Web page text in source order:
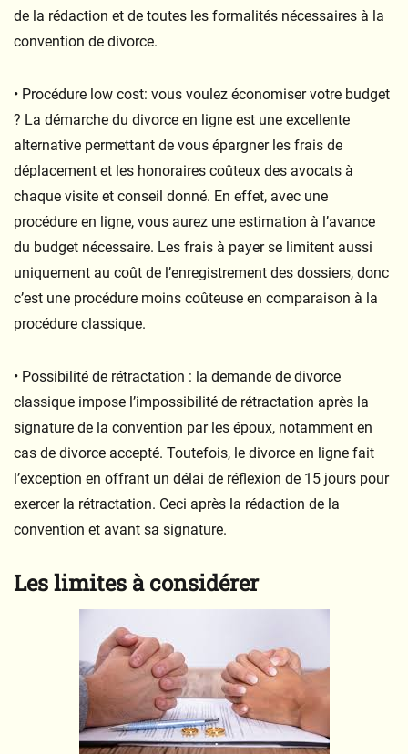
de la rédaction et de toutes les formalités nécessaires à la
convention de divorce.
• Procédure low cost: vous voulez économiser votre budget
? La démarche du divorce en ligne est une excellente
alternative permettant de vous épargner les frais de
déplacement et les honoraires coûteux des avocats à
chaque visite et conseil donné. En effet, avec une
procédure en ligne, vous aurez une estimation à l’avance
du budget nécessaire. Les frais à payer se limitent aussi
uniquement au coût de l’enregistrement des dossiers, donc
c’est une procédure moins coûteuse en comparaison à la
procédure classique.
• Possibilité de rétractation : la demande de divorce
classique impose l’impossibilité de rétractation après la
signature de la convention par les époux, notamment en
cas de divorce accepté. Toutefois, le divorce en ligne fait
l’exception en offrant un délai de réflexion de 15 jours pour
exercer la rétractation. Ceci après la rédaction de la
convention et avant sa signature.
Les limites à considérer